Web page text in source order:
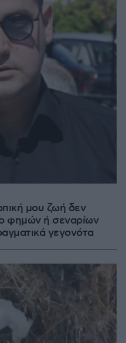
μου ζωή δεν
φημών ή σεναρίων
γεγονότα